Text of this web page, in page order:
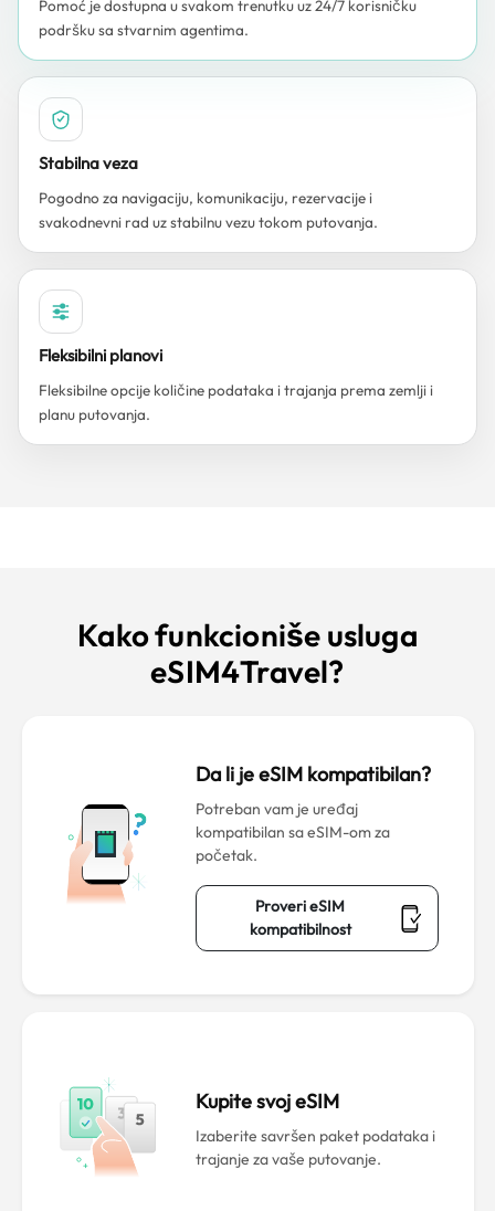
Pomoć je dostupna u svakom trenutku uz 24/7 korisničku
podršku sa stvarnim agentima.
Stabilna veza
Pogodno za navigaciju, komunikaciju, rezervacije i
svakodnevni rad uz stabilnu vezu tokom putovanja.
Fleksibilni planovi
Fleksibilne opcije količine podataka i trajanja prema zemlji i
planu putovanja.
Kako funkcioniše usluga
eSIM4Travel?
Da li je eSIM kompatibilan?
Potreban vam je uređaj
kompatibilan sa eSIM-om za
početak.
Proveri eSIM
kompatibilnost
Kupite svoj eSIM
Izaberite savršen paket podataka i
trajanje za vaše putovanje.